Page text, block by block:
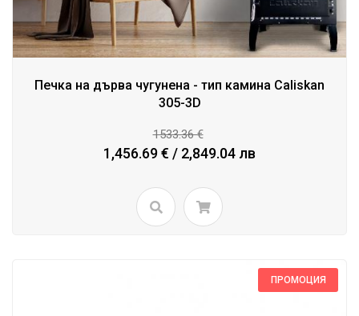
Печка на дърва чугунена - тип камина Caliskan
305-3D
1533.36 €
1,456.69 € / 2,849.04 лв
ПРОМОЦИЯ